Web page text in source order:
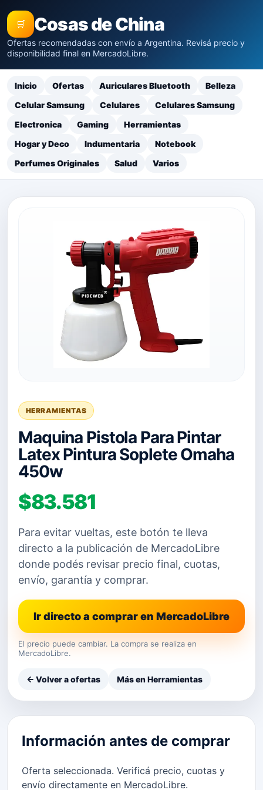
🛒 Cosas de China
Ofertas recomendadas con envío a Argentina. Revisá precio y
disponibilidad final en MercadoLibre.
Inicio Ofertas Auriculares Bluetooth
Belleza
Celular Samsung
Celulares
Celulares Samsung
Electronica
Gaming
Herramientas
Hogar y Deco
Indumentaria
Notebook
Perfumes Originales
Salud Varios
HERRAMIENTAS
Maquina Pistola Para Pintar
Latex Pintura Soplete Omaha
450w
$83.581
Para evitar vueltas, este botón te lleva
directo a la publicación de MercadoLibre
donde podés revisar precio final, cuotas,
envío, garantía y comprar.
Ir directo a comprar en MercadoLibre
El precio puede cambiar. La compra se realiza en
MercadoLibre.
← Volver a ofertas Más en Herramientas
Información antes de comprar
Oferta seleccionada. Verificá precio, cuotas y
envío directamente en MercadoLibre.